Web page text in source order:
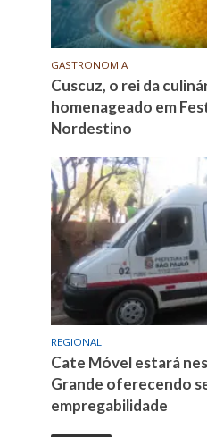
GASTRONOMIA
Cuscuz, o rei da
homenageado em
Nordestino
REGIONAL
Cate Móvel estará
Grande oferecendo
empregabilidade